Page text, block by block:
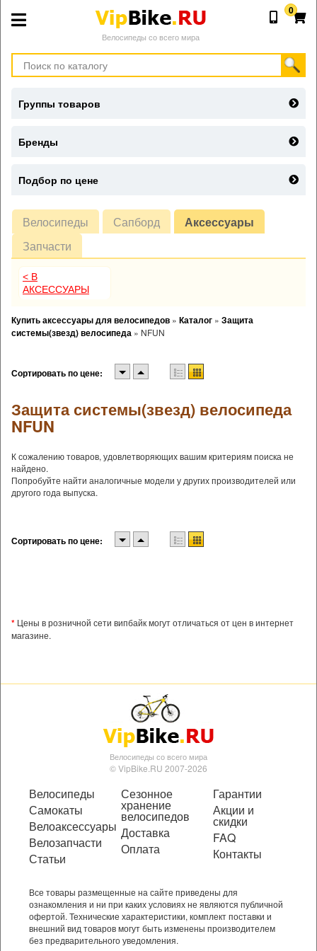
Велосипеды со всего мира
0
Велосипеды Сапборд
Аксессуары
Запчасти
< В
АКСЕССУАРЫ
Купить аксессуары для велосипедов » Каталог » Защита
системы(звезд) велосипеда » NFUN
Сортировать по цене:
Защита системы(звезд) велосипеда
NFUN
К сожалению товаров, удовлетворяющих вашим критериям поиска не
найдено.
Попробуйте найти аналогичные модели у других производителей или
другого года выпуска.
Сортировать по цене:
* Цены в розничной сети випбайк могут отличаться от цен в интернет
магазине.
Группы товаров
Бренды
Подбор по цене
Велосипеды со всего мира
© VipBike.RU 2007-2026
Велосипеды
Самокаты
Велоаксессуары
Велозапчасти
Статьи
Сезонное
хранение
велосипедов
Доставка
Оплата
Гарантии
Акции и
скидки
FAQ
Контакты
Все товары размещенные на сайте приведены для
ознакомления и ни при каких условиях не являются публичной
офертой. Технические характеристики, комплект поставки и
внешний вид товаров могут быть изменены производителем
без предварительного уведомления.